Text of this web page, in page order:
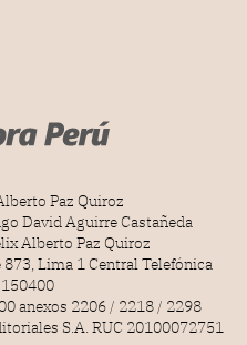
Paz Quiroz
David Aguirre Castañeda
Alberto Paz Quiroz
Lima 1 Central Telefónica
anexos 2206 / 2218 / 2298
S.A. RUC 20100072751